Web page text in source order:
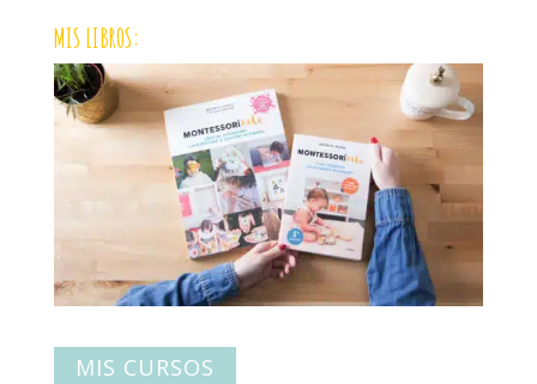
MIS LIBROS:
MIS CURSOS